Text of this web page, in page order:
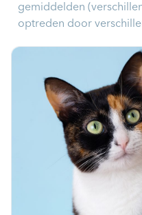
gemiddelden
optreden door